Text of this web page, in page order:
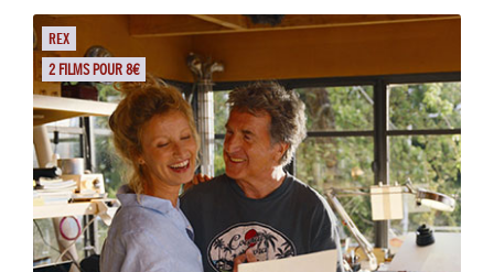
REX
2 FILMS POUR 8€